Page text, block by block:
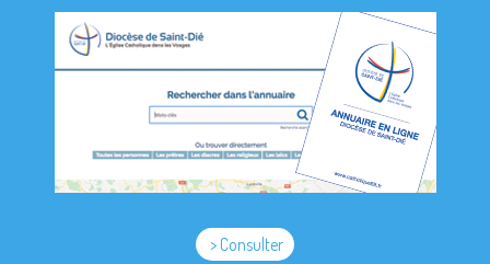
> Consulter